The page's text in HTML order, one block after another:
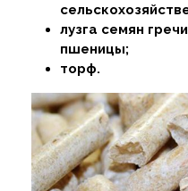
лузга семян
пшеницы;
торф.